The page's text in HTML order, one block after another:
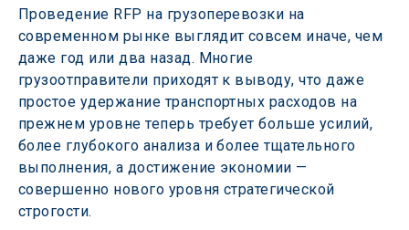
Проведение RFP на грузоперевозки на
современном рынке выглядит совсем иначе, чем
даже год или два назад. Многие
грузоотправители приходят к выводу, что даже
простое удержание транспортных расходов на
прежнем уровне теперь требует больше усилий,
более глубокого анализа и более тщательного
выполнения, а достижение экономии —
совершенно нового уровня стратегической
строгости.